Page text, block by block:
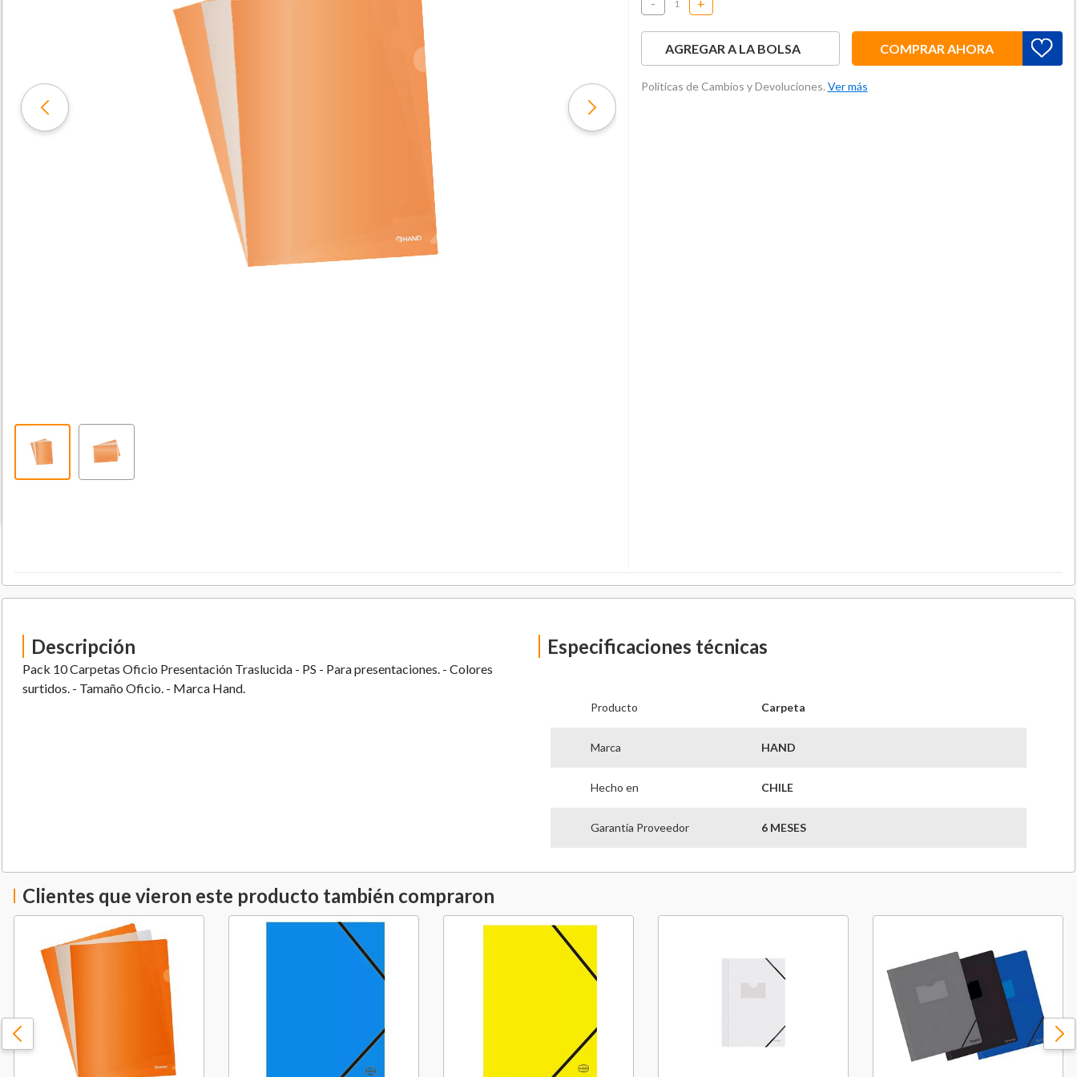
AGREGAR A LA BOLSA COMPRAR AHORA
Políticas de Cambios y Devoluciones. Ver más
Descripción
Pack 10 Carpetas Oficio Presentación Traslucida - PS - Para presentaciones. - Colores
surtidos. - Tamaño Oficio. - Marca Hand.
Especificaciones técnicas
Producto Carpeta
Marca HAND
Hecho en CHILE
Garantía Proveedor 6 MESES
Clientes que vieron este producto también compraron